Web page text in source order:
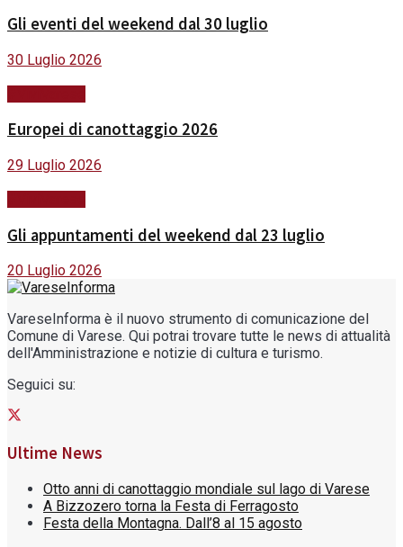
Gli eventi del weekend dal 30 luglio
30 Luglio 2026
Europei di canottaggio 2026
29 Luglio 2026
Gli appuntamenti del weekend dal 23 luglio
20 Luglio 2026
VareseInforma è il nuovo strumento di comunicazione del
Comune di Varese. Qui potrai trovare tutte le news di attualità
dell'Amministrazione e notizie di cultura e turismo.
Seguici su:
Ultime News
Otto anni di canottaggio mondiale sul lago di Varese
A Bizzozero torna la Festa di Ferragosto
Festa della Montagna. Dall’8 al 15 agosto